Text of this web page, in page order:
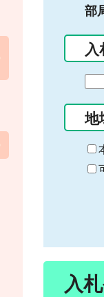
部
入
の
始
ま
り
地
入